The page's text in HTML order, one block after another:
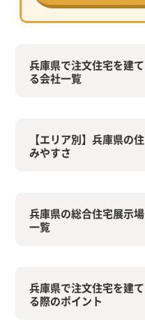
兵庫県で注文住宅を建て
る会社一覧
【エリア別】兵庫県の住
みやすさ
兵庫県の総合住宅展示場
一覧
兵庫県で注文住宅を建て
る際のポイント